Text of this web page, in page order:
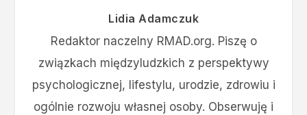
Lidia Adamczuk
Redaktor naczelny RMAD.org. Piszę o
związkach międzyludzkich z perspektywy
psychologicznej, lifestylu, urodzie, zdrowiu i
ogólnie rozwoju własnej osoby. Obserwuję i